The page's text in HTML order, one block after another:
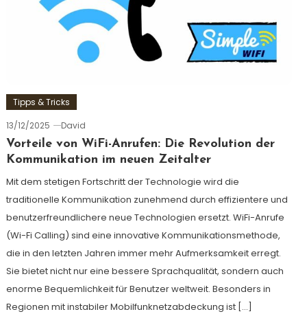
Tipps & Tricks
13/12/2025
David
Vorteile von WiFi-Anrufen: Die Revolution der
Kommunikation im neuen Zeitalter
Mit dem stetigen Fortschritt der Technologie wird die
traditionelle Kommunikation zunehmend durch effizientere und
benutzerfreundlichere neue Technologien ersetzt. WiFi-Anrufe
(Wi-Fi Calling) sind eine innovative Kommunikationsmethode,
die in den letzten Jahren immer mehr Aufmerksamkeit erregt.
Sie bietet nicht nur eine bessere Sprachqualität, sondern auch
enorme Bequemlichkeit für Benutzer weltweit. Besonders in
Regionen mit instabiler Mobilfunknetzabdeckung ist […]